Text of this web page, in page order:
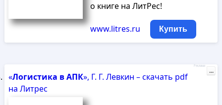
о книге на ЛитРес!
www.litres.ru Купить
«Логистика вАПК», Г. Г. Левкин – скачать pdf
на Литрес
Реклама
...